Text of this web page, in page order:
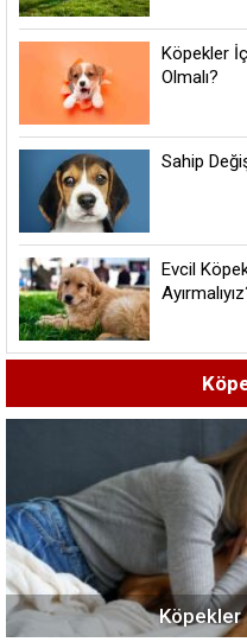
Köpekler
Olmalı?
Sahip
Evcil
Köpekler